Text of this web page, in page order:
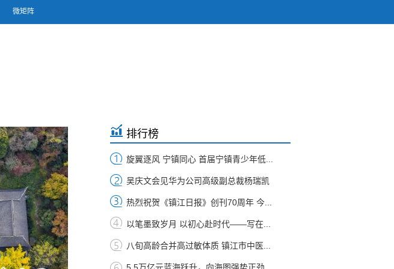
微矩阵
排行榜
旋翼逐风 宁镇同心 首届宁镇青少年低...
吴庆文会见华为公司高级副总裁杨瑞凯
热烈祝贺《镇江日报》创刊70周年 今...
以笔墨致岁月 以初心赴时代——写在...
八旬高龄合并高过敏体质 镇江市中医...